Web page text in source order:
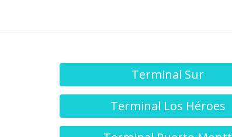
Terminal Sur
Terminal Los Héroes